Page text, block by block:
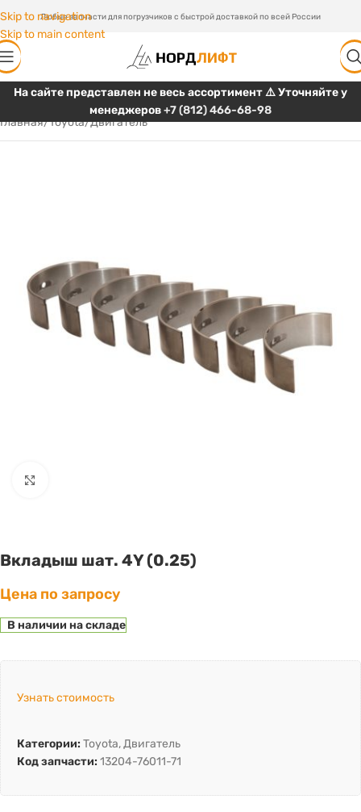
Skip to navigation
Skip to main content
Любые запчасти для погрузчиков с быстрой доставкой по всей России
На сайте представлен не весь ассортимент ⚠️ Уточняйте у
менеджеров+7 (812) 466-68-98
Главная/Toyota/Двигатель
Вкладыш шат. 4Y (0.25)
Цена по запросу
В наличии на складе
Узнать стоимость
Категории: Toyota,Двигатель
Код запчасти: 13204-76011-71